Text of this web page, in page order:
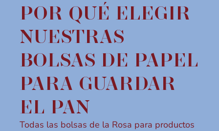
POR QUÉ ELEGIR
NUESTRAS
BOLSAS DE PAPEL
PARA GUARDAR
EL PAN
Todas las bolsas de la Rosa para productos